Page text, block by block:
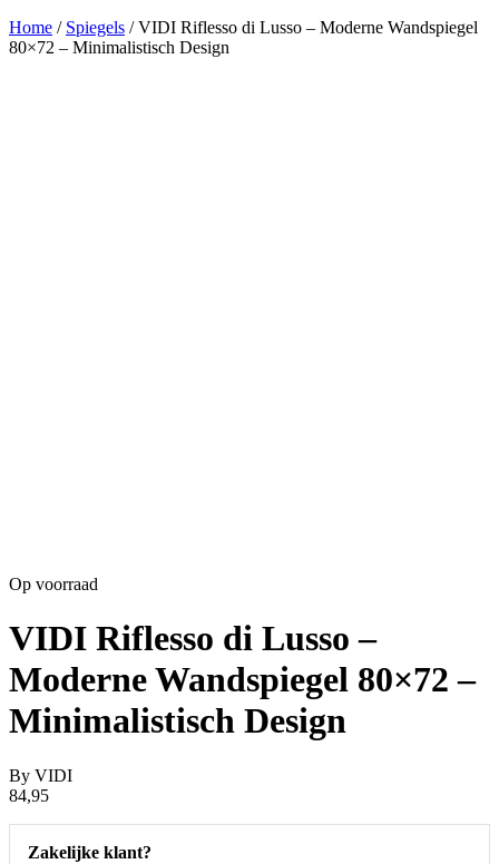
Home / Spiegels /VIDI Riflesso di Lusso – Moderne Wandspiegel
80×72 – Minimalistisch Design
Op voorraad
VIDI Riflesso di Lusso –
Moderne Wandspiegel 80×72 –
Minimalistisch Design
By VIDI
84,95
Zakelijke klant?